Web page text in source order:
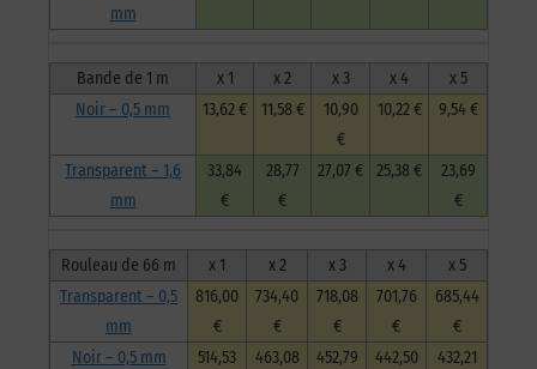
mm
Bande de 1 m x 1 x 2 x 3 x 4
x 5
Noir – 0,5 mm
13,62 € 11,58 €
10,90
€
10,22 € 9,54 €
Transparent – 1,6
mm
33,84
€
28,77
€
27,07 € 25,38 €
23,69
€
Rouleau de 66 m x 1 x 2 x 3 x 4
x 5
Transparent – 0,5
mm
816,00
€
734,40
€
718,08
€
701,76
€
685,44
€
Noir – 0,5 mm
514,53
463,08
452,79
442,50
432,21